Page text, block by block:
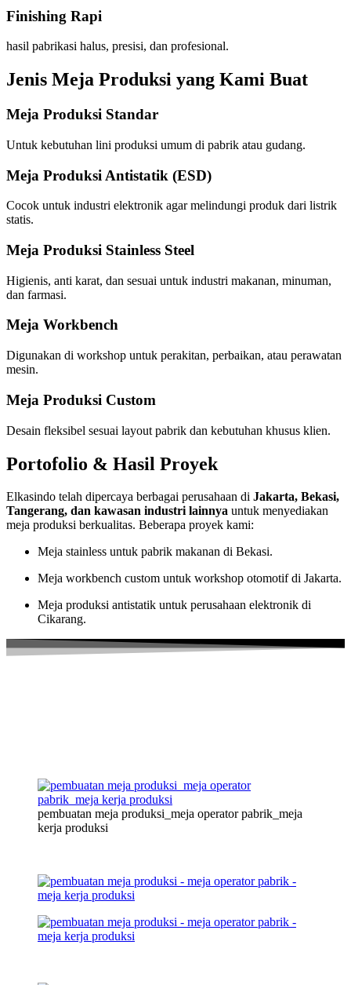
Finishing Rapi
hasil pabrikasi halus, presisi, dan profesional.
Jenis Meja Produksi yang Kami Buat
Meja Produksi Standar
Untuk kebutuhan lini produksi umum di pabrik atau gudang.
Meja Produksi Antistatik (ESD)
Cocok untuk industri elektronik agar melindungi produk dari listrik
statis.
Meja Produksi Stainless Steel
Higienis, anti karat, dan sesuai untuk industri makanan, minuman,
dan farmasi.
Meja Workbench
Digunakan di workshop untuk perakitan, perbaikan, atau perawatan
mesin.
Meja Produksi Custom
Desain fleksibel sesuai layout pabrik dan kebutuhan khusus klien.
Portofolio & Hasil Proyek
Elkasindo telah dipercaya berbagai perusahaan di Jakarta, Bekasi,
Tangerang, dan kawasan industri lainnya untuk menyediakan
meja produksi berkualitas. Beberapa proyek kami:
Meja stainless untuk pabrik makanan di Bekasi.
Meja workbench custom untuk workshop otomotif di Jakarta.
Meja produksi antistatik untuk perusahaan elektronik di
Cikarang.
pembuatan meja produksi_meja operator pabrik_meja
kerja produksi